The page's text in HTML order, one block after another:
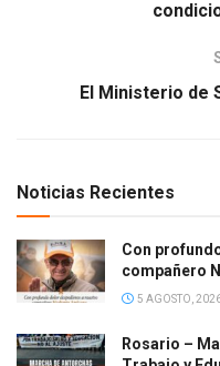
El Ministerio de
Noticias Recientes
Con
compañero
5 AGOSTO,
Rosario –